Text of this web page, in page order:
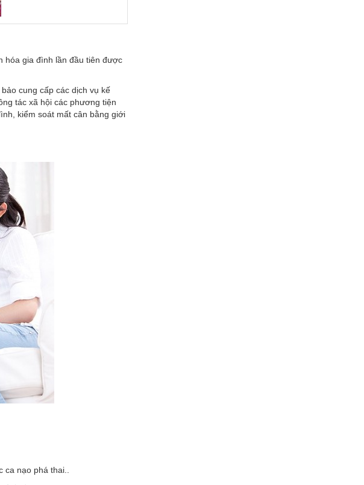
hóa gia đình lần đầu tiên được
cung cấp các dịch vụ kế
tác xã hội các phương tiện
kiểm soát mất cân bằng giới
nạo phá thai..